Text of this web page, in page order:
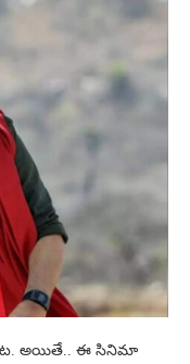
అయితే.. ఈ సినిమా